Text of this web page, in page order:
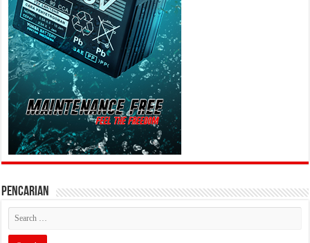
PENCARIAN